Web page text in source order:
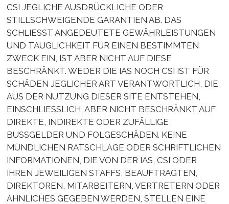
CSI JEGLICHE AUSDRÜCKLICHE ODER
STILLSCHWEIGENDE GARANTIEN AB. DAS
SCHLIESST ANGEDEUTETE GEWÄHRLEISTUNGEN
UND TAUGLICHKEIT FÜR EINEN BESTIMMTEN
ZWECK EIN, IST ABER NICHT AUF DIESE
BESCHRÄNKT. WEDER DIE IAS NOCH CSI IST FÜR
SCHÄDEN JEGLICHER ART VERANTWORTLICH, DIE
AUS DER NUTZUNG DIESER SITE ENTSTEHEN,
EINSCHLIESSLICH, ABER NICHT BESCHRÄNKT AUF
DIREKTE, INDIREKTE ODER ZUFÄLLIGE
BUSSGELDER UND FOLGESCHÄDEN. KEINE
MÜNDLICHEN RATSCHLÄGE ODER SCHRIFTLICHEN
INFORMATIONEN, DIE VON DER IAS, CSI ODER
IHREN JEWEILIGEN STAFFS, BEAUFTRAGTEN,
DIREKTOREN, MITARBEITERN, VERTRETERN ODER
ÄHNLICHES GEGEBEN WERDEN, STELLEN EINE